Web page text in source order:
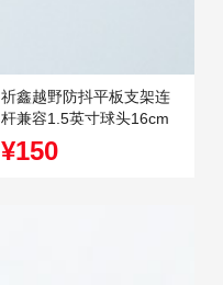
祈鑫越野防抖平板支架连
杆兼容1.5英寸球头16cm
双关节球头连杆
¥150